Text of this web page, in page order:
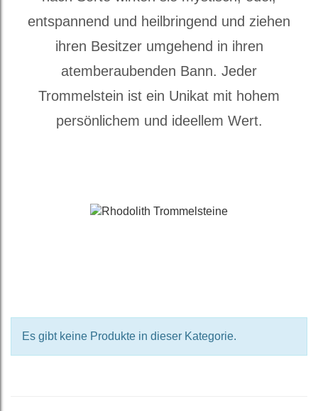
entspannend und heilbringend und ziehen
ihren Besitzer umgehend in ihren
atemberaubenden Bann. Jeder
Trommelstein ist ein Unikat mit hohem
persönlichem und ideellem Wert.
Es gibt keine Produkte in dieser Kategorie.